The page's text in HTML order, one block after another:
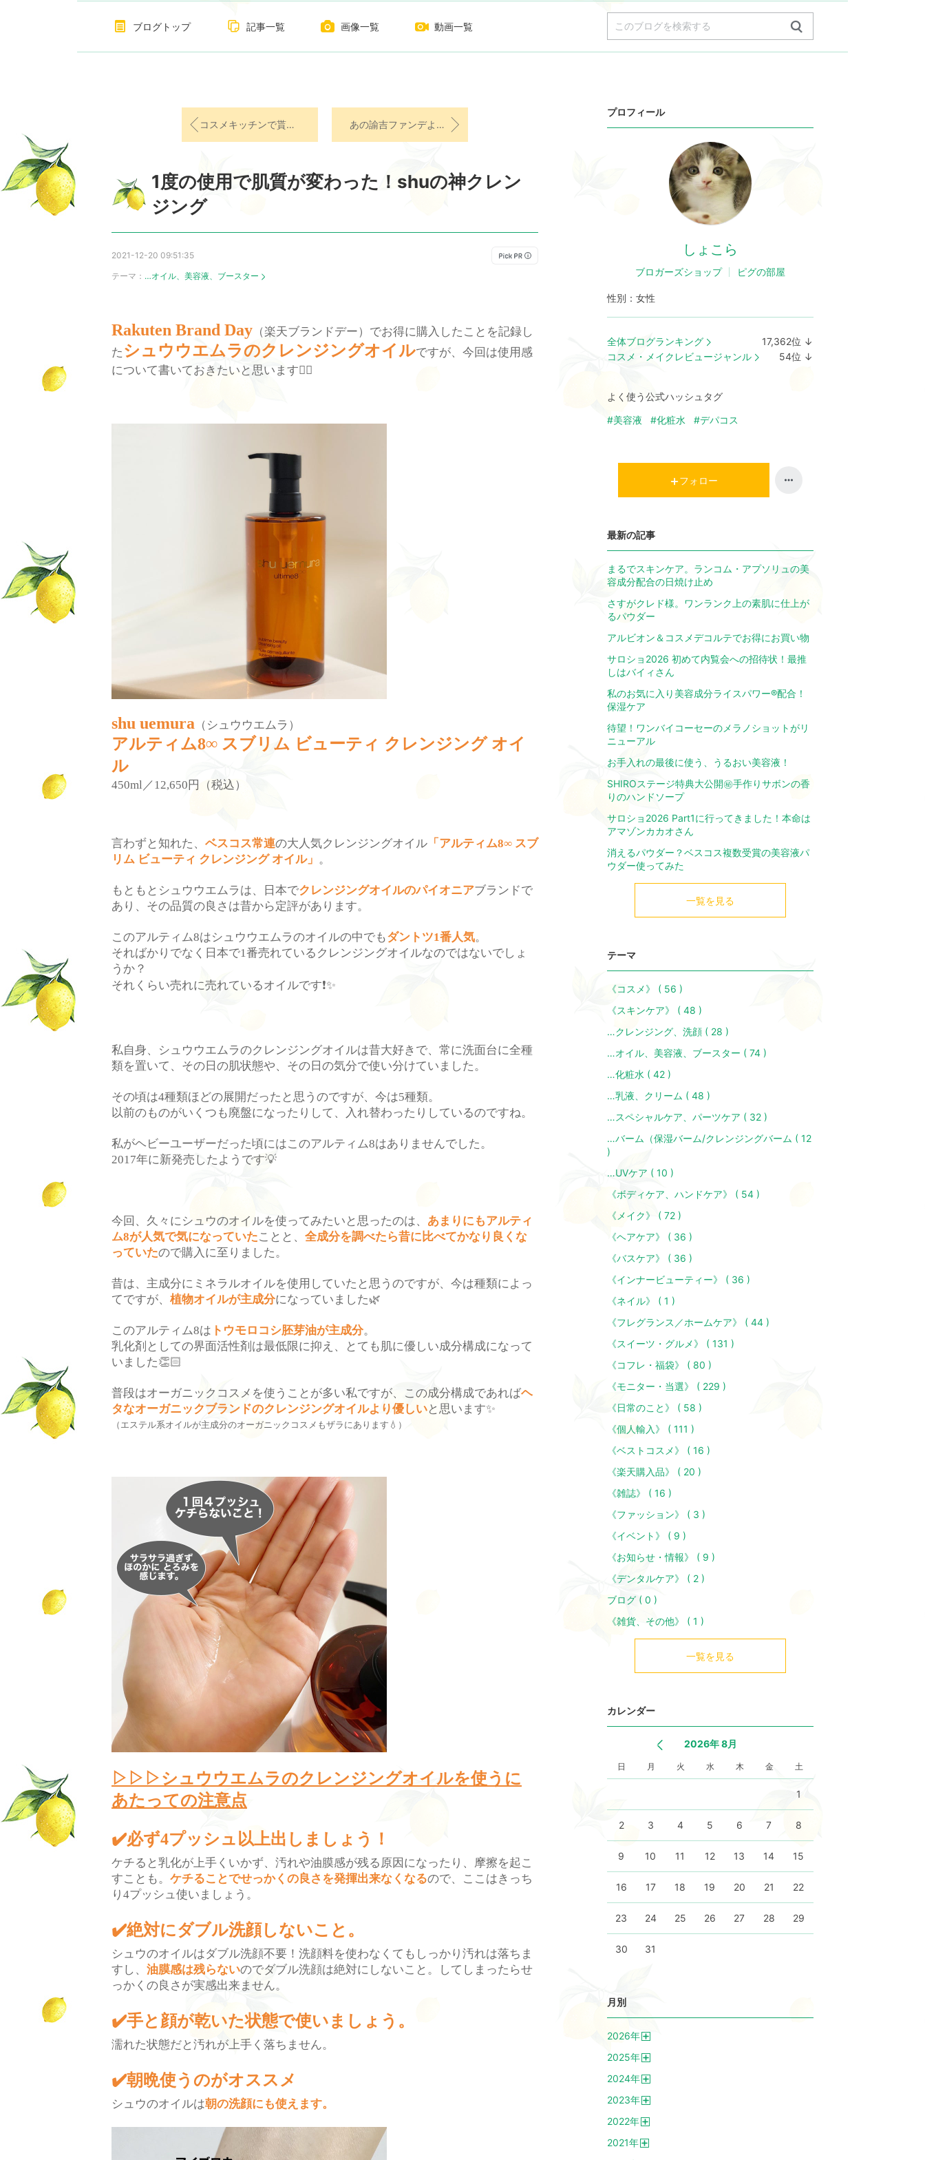
ブログトップ 記事一覧 画像一覧 動画一覧
コスメキッチンで貰えるエコバッグが凄く良い。 あの諭吉ファンデより高い！？高保湿ツヤ肌ファンデ
1度の使用で肌質が変わった！shuの神クレン
ジング
2021-12-20 09:51:35
テーマ： …オイル、美容液、ブースター
Rakuten Brand Day （楽天ブランドデー）でお得に購入したことを記録し
た シュウウエムラのクレンジングオイルですが、今回は使用感
について書いておきたいと思います✊🏻
shu uemura （シュウウエムラ）
アルティム8∞ スブリム ビューティ クレンジング オイ
ル
450ml／ 12,650 円（税込）
言わずと知れた、 ベスコス常連の大人気クレンジングオイル 「アルティム8∞ スブ
リム ビューティ クレンジング オイル」 。
もともとシュウウエムラは、日本でクレンジングオイルのパイオニアブランドで
あり、その品質の良さは昔から定評があります。
このアルティム8はシュウウエムラのオイルの中でもダントツ1番人気。
そればかりでなく日本で1番売れているクレンジングオイルなのではないでしょ
うか？
それくらい売れに売れているオイルです❗️✨
私自身、シュウウエムラのクレンジングオイルは昔大好きで、常に洗面台に全種
類を置いて、その日の肌状態や、その日の気分で使い分けていました。
その頃は4種類ほどの展開だったと思うのですが、今は5種類。
以前のものがいくつも廃盤になったりして、入れ替わったりしているのですね。
私がヘビーユーザーだった頃にはこのアルティム8はありませんでした。
2017年に新発売したようです💡
今回、久々にシュウのオイルを使ってみたいと思ったのは、 あまりにもアルティ
ム8が人気で気になっていたことと、 全成分を調べたら昔に比べてかなり良くな
っていたので購入に至りました。
昔は、主成分にミネラルオイルを使用していたと思うのですが、今は種類によっ
てですが、 植物オイルが主成分になっていました🌿
このアルティム8は トウモロコシ胚芽油が主成分。
乳化剤としての界面活性剤は最低限に抑え、とても肌に優しい成分構成になって
いました👏🏻
普段はオーガニックコスメを使うことが多い私ですが、この成分構成であればヘ
タなオーガニックブランドのクレンジングオイルより優しいと思います✨
（エステル系オイルが主成分のオーガニックコスメもザラにあります 💧 ）
▷▷▷シュウウエムラのクレンジングオイルを使うに
あたっての注意点
✔️必ず4プッシュ以上出しましょう！
ケチると乳化が上手くいかず、汚れや油膜感が残る原因になったり、摩擦を起こ
すことも。 ケチることでせっかくの良さを発揮出来なくなるので、ここはきっち
り 4プッシュ使いましょう。
✔️絶対にダブル洗顔しないこと。
シュウのオイルはダブル洗顔不要！洗顔料を使わなくてもしっかり汚れは落ちま
すし、 油膜感は残らないのでダブル洗顔は絶対にしないこと。してしまったらせ
っかくの良さが実感出来ません。
✔️手と顔が乾いた状態で使いましょう。
濡れた状態だと汚れが上手く落ちません。
✔️朝晩使うのがオススメ
シュウのオイルは朝の洗顔にも使えます。
プロフィール
しょこら
ブロガーズショップ ピグの部屋
性別： 女性
全体ブログランキング 17,362位 ↓
コスメ・メイクレビュージャンル 54位 ↓
よく使う公式ハッシュタグ
#美容液 #化粧水 #デパコス
フォロー
最新の記事
まるでスキンケア。ランコム・アプソリュの美
容成分配合の日焼け止め
さすがクレド様。ワンランク上の素肌に仕上が
るパウダー
アルビオン＆コスメデコルテでお得にお買い物
サロショ2026 初めて内覧会への招待状！最推
しはバイィさん
私のお気に入り美容成分ライスパワー®配合！
保湿ケア
待望！ワンバイコーセーのメラノショットがリ
ニューアル
お手入れの最後に使う、うるおい美容液！
SHIROステージ特典大公開㊙️手作りサボンの香
りのハンドソープ
サロショ2026 Part1に行ってきました！本命は
アマゾンカカオさん
消えるパウダー？ベスコス複数受賞の美容液パ
ウダー使ってみた
一覧を見る
テーマ
《コスメ》 ( 56 )
《スキンケア》 ( 48 )
…クレンジング、洗顔 ( 28 )
…オイル、美容液、ブースター ( 74 )
…化粧水 ( 42 )
…乳液、クリーム ( 48 )
…スペシャルケア、パーツケア ( 32 )
…バーム（保湿バーム/クレンジングバーム ( 12
)
…UVケア ( 10 )
《ボディケア、ハンドケア》 ( 54 )
《メイク》 ( 72 )
《ヘアケア》 ( 36 )
《バスケア》 ( 36 )
《インナービューティー》 ( 36 )
《ネイル》 ( 1 )
《フレグランス／ホームケア》 ( 44 )
《スイーツ・グルメ》 ( 131 )
《コフレ・福袋》 ( 80 )
《モニター・当選》 ( 229 )
《日常のこと》 ( 58 )
《個人輸入》 ( 111 )
《ベストコスメ》 ( 16 )
《楽天購入品》 ( 20 )
《雑誌》 ( 16 )
《ファッション》 ( 3 )
《イベント》 ( 9 )
《お知らせ・情報》 ( 9 )
《デンタルケア》 ( 2 )
ブログ ( 0 )
《雑貨、その他》 ( 1 )
一覧を見る
カレンダー
2026年 8月
日 月 火 水 木 金 土
1
2 3 4 5 6 7 8
9 10 11 12 13 14 15
16 17 18 19 20 21 22
23 24 25 26 27 28 29
30 31
月別
2026年
2025年
2024年
2023年
2022年
2021年